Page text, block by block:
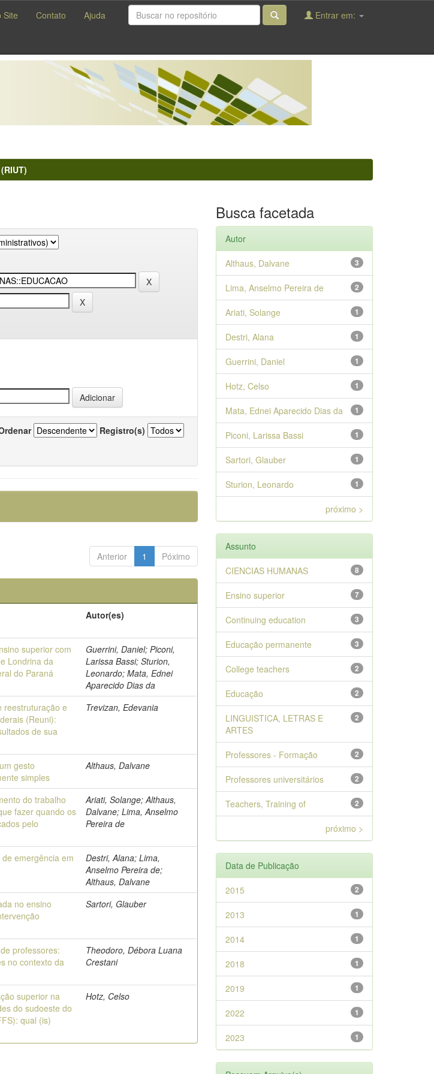
Site Contato Ajuda Entrar em:
Registro(s)
Anterior 1 Póximo
Autor(es)
superior com
Londrina da
do Paraná
Guerrini, Daniel; Piconi,
Larissa Bassi; Sturion,
Leonardo; Mata, Ednei
Aparecido Dias da
reestruturação e
(Reuni):
de sua
Trevizan, Edevania
gesto
simples
Althaus, Dalvane
do trabalho
fazer quando os
pelo
Ariati, Solange; Althaus,
Dalvane; Lima, Anselmo
Pereira de
emergência em
Destri, Alana; Lima,
Anselmo Pereira de;
Althaus, Dalvane
no ensino
Sartori, Glauber
professores:
no contexto da
Theodoro, Débora Luana
Crestani
superior na
do sudoeste do
qual (is)
Hotz, Celso
Busca facetada
Autor
3
Althaus, Dalvane
2
Lima, Anselmo Pereira de
1
Ariati, Solange
1
Destri, Alana
1
Guerrini, Daniel
1
Hotz, Celso
1
Mata, Ednei Aparecido Dias da
1
Piconi, Larissa Bassi
1
Sartori, Glauber
1
Sturion, Leonardo
próximo >
Assunto
8
CIENCIAS HUMANAS
7
Ensino superior
3
Continuing education
3
Educação permanente
2
College teachers
2
Educação
2
LINGUISTICA, LETRAS E
ARTES
2
Professores - Formação
2
Professores universitários
2
Teachers, Training of
próximo >
Data de Publicação
2
2015
1
2013
1
2014
1
2018
1
2019
1
2022
1
2023